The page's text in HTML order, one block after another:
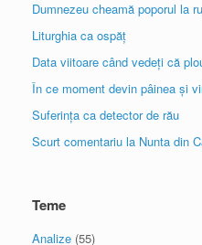
Dumnezeu cheamă poporul la
Liturghia ca ospăț
Data viitoare când vedeți că
În ce moment devin pâinea și
Suferința ca detector de rău
Scurt comentariu la Nunta din
Teme
Analize (55)